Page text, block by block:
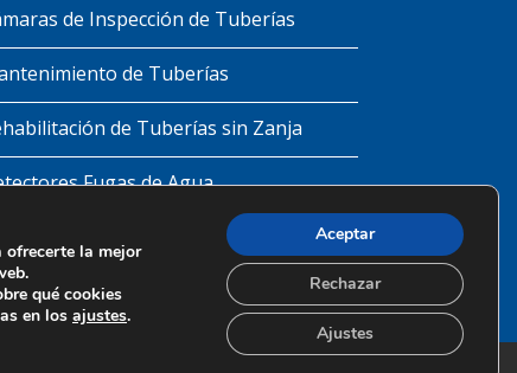
de Inspección de Tuberías
de Tuberías
de Tuberías sin Zanja
Fugas de Agua
ofrecerte la mejor
qué cookies
en los ajustes.
Aceptar
Rechazar
Ajustes